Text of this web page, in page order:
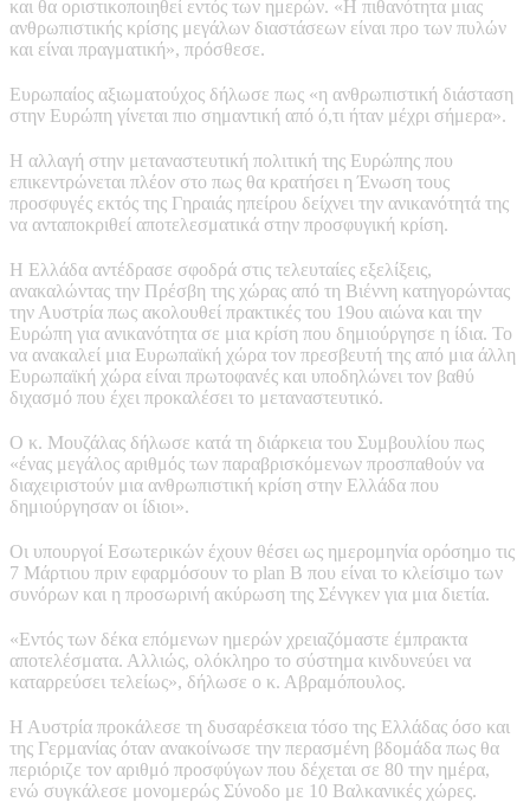
και θα οριστικοποιηθεί εντός των ημερών. «Η πιθανότητα μιας
ανθρωπιστικής κρίσης μεγάλων διαστάσεων είναι προ των πυλών
και είναι πραγματική», πρόσθεσε.
Ευρωπαίος αξιωματούχος δήλωσε πως «η ανθρωπιστική διάσταση
στην Ευρώπη γίνεται πιο σημαντική από ό,τι ήταν μέχρι σήμερα».
Η αλλαγή στην μεταναστευτική πολιτική της Ευρώπης που
επικεντρώνεται πλέον στο πως θα κρατήσει η Ένωση τους
προσφυγές εκτός της Γηραιάς ηπείρου δείχνει την ανικανότητά της
να ανταποκριθεί αποτελεσματικά στην προσφυγική κρίση.
Η Ελλάδα αντέδρασε σφοδρά στις τελευταίες εξελίξεις,
ανακαλώντας την Πρέσβη της χώρας από τη Βιέννη κατηγορώντας
την Αυστρία πως ακολουθεί πρακτικές του 19ου αιώνα και την
Ευρώπη για ανικανότητα σε μια κρίση που δημιούργησε η ίδια. Το
να ανακαλεί μια Ευρωπαϊκή χώρα τον πρεσβευτή της από μια άλλη
Ευρωπαϊκή χώρα είναι πρωτοφανές και υποδηλώνει τον βαθύ
διχασμό που έχει προκαλέσει το μεταναστευτικό.
Ο κ. Μουζάλας δήλωσε κατά τη διάρκεια του Συμβουλίου πως
«ένας μεγάλος αριθμός των παραβρισκόμενων προσπαθούν να
διαχειριστούν μια ανθρωπιστική κρίση στην Ελλάδα που
δημιούργησαν οι ίδιοι».
Οι υπουργοί Εσωτερικών έχουν θέσει ως ημερομηνία ορόσημο τις
7 Μάρτιου πριν εφαρμόσουν το plan B που είναι το κλείσιμο των
συνόρων και η προσωρινή ακύρωση της Σένγκεν για μια διετία.
«Εντός των δέκα επόμενων ημερών χρειαζόμαστε έμπρακτα
αποτελέσματα. Αλλιώς, ολόκληρο το σύστημα κινδυνεύει να
καταρρεύσει τελείως», δήλωσε ο κ. Αβραμόπουλος.
Η Αυστρία προκάλεσε τη δυσαρέσκεια τόσο της Ελλάδας όσο και
της Γερμανίας όταν ανακοίνωσε την περασμένη βδομάδα πως θα
περιόριζε τον αριθμό προσφύγων που δέχεται σε 80 την ημέρα,
ενώ συγκάλεσε μονομερώς Σύνοδο με 10 Βαλκανικές χώρες.